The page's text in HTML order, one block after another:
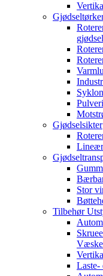
Gjødselsikter
Lineær
Stor
Tilbehør
Væske
Laste-